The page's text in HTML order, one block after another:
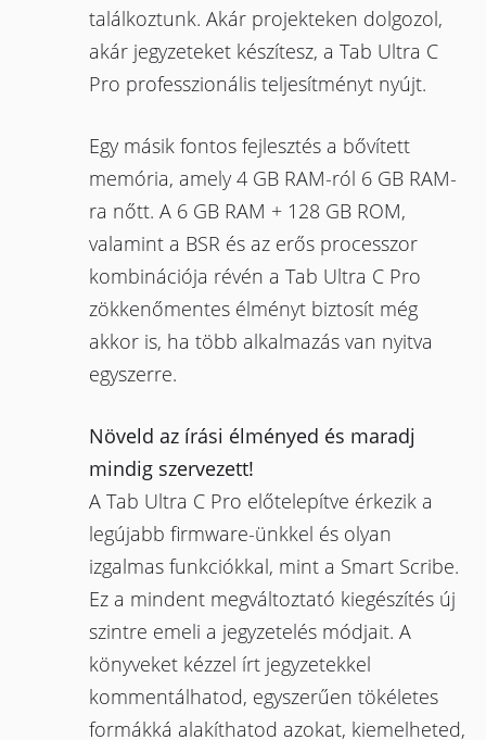
találkoztunk. Akár projekteken dolgozol,
akár jegyzeteket készítesz, a Tab Ultra C
Pro professzionális teljesítményt nyújt.
Egy másik fontos fejlesztés a bővített
memória, amely 4 GB RAM-ról 6 GB RAM-
ra nőtt. A 6 GB RAM + 128 GB ROM,
valamint a BSR és az erős processzor
kombinációja révén a Tab Ultra C Pro
zökkenőmentes élményt biztosít még
akkor is, ha több alkalmazás van nyitva
egyszerre.
Növeld az írási élményed és maradj
mindig szervezett!
A Tab Ultra C Pro előtelepítve érkezik a
legújabb firmware-ünkkel és olyan
izgalmas funkciókkal, mint a Smart Scribe.
Ez a mindent megváltoztató kiegészítés új
szintre emeli a jegyzetelés módjait. A
könyveket kézzel írt jegyzetekkel
kommentálhatod, egyszerűen tökéletes
formákká alakíthatod azokat, kiemelheted,